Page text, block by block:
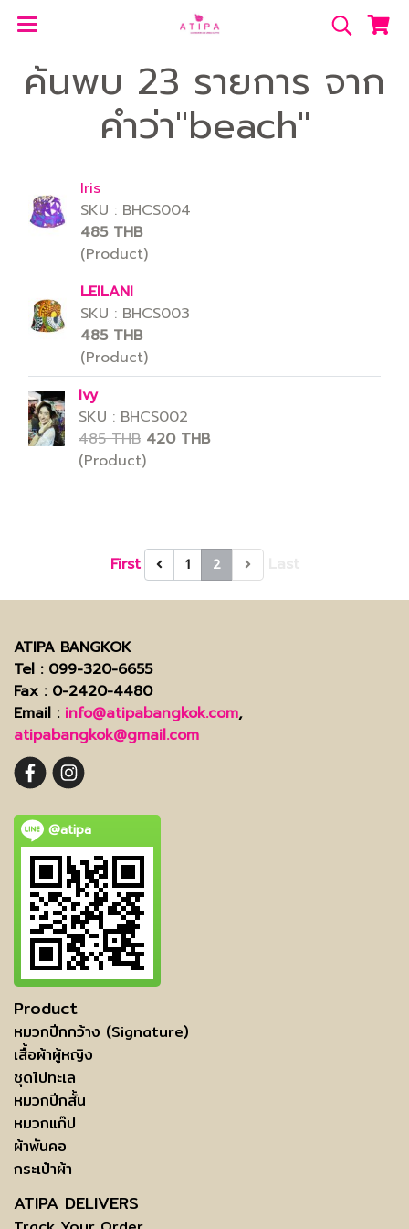
ค้นพบ 23 รายการ จาก
คำว่า"beach"
Iris
SKU : BHCS004
485 THB
(Product)
LEILANI
SKU : BHCS003
485 THB
(Product)
Ivy
SKU : BHCS002
485 THB 420 THB
(Product)
First 1 2
ATIPA BANGKOK
Tel : 099-320-6655
Fax : 0-2420-4480
Email : info@atipabangkok.com,
atipabangkok@gmail.com
@atipa
Product
หมวกปีกกว้าง (Signature)
เสื้อผ้าผู้หญิง
ชุดไปทะเล
หมวกปีกสั้น
หมวกแก๊ป
ผ้าพันคอ
กระเป๋าผ้า
ATIPA DELIVERS